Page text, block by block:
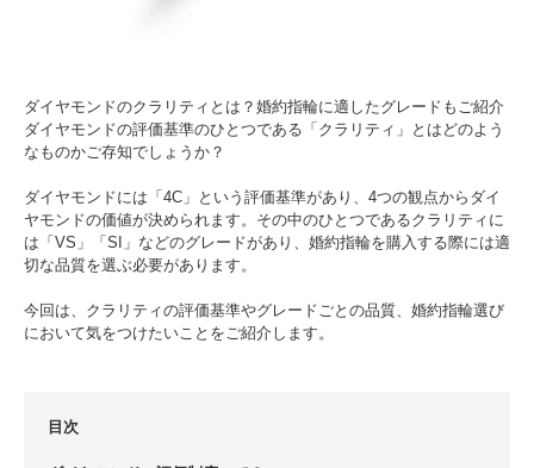
ダイヤモンドのクラリティとは？婚約指輪に適したグレードもご紹介
ダイヤモンドの評価基準のひとつである「クラリティ」とはどのよう
なものかご存知でしょうか？
ダイヤモンドには「4C」という評価基準があり、4つの観点からダイ
ヤモンドの価値が決められます。その中のひとつであるクラリティに
は「VS」「SI」などのグレードがあり、婚約指輪を購入する際には適
切な品質を選ぶ必要があります。
今回は、クラリティの評価基準やグレードごとの品質、婚約指輪選び
において気をつけたいことをご紹介します。
目次